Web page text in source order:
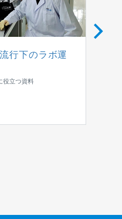
行下のラボ運
役立つ資料